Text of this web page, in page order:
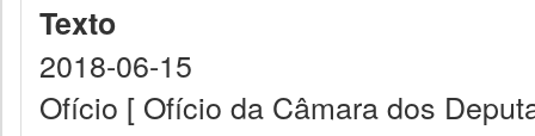
Texto
2018-06-15
Ofício [ Ofício da Câmara dos